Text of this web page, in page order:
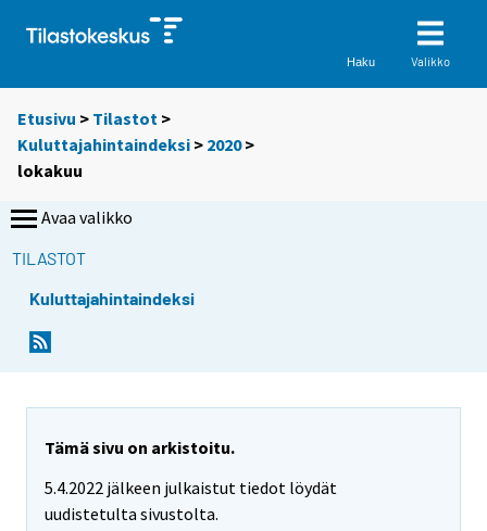
Haku Valikko
Etusivu > Tilastot >
Kuluttajahintaindeksi > 2020>
lokakuu
Avaa valikko
TILASTOT
Kuluttajahintaindeksi
Tämä sivu on arkistoitu.
5.4.2022 jälkeen julkaistut tiedot löydät
uudistetulta sivustolta.